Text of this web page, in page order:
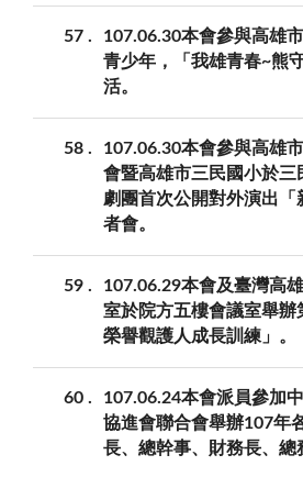
57
107.06.30本會參與高雄
青少年，「我雄青春~熊
活。
58
107.06.30本會參與高雄
會暨高雄市三民國小於三
劇團首次公開對外演出
者會。
59
107.06.29本會及臺灣高
室於院方五樓會議室舉辦
榮譽觀護人成長訓練」。
60
107.06.24本會派員參加
協進會聯合會舉辦107年
長、總幹事、財務長、總